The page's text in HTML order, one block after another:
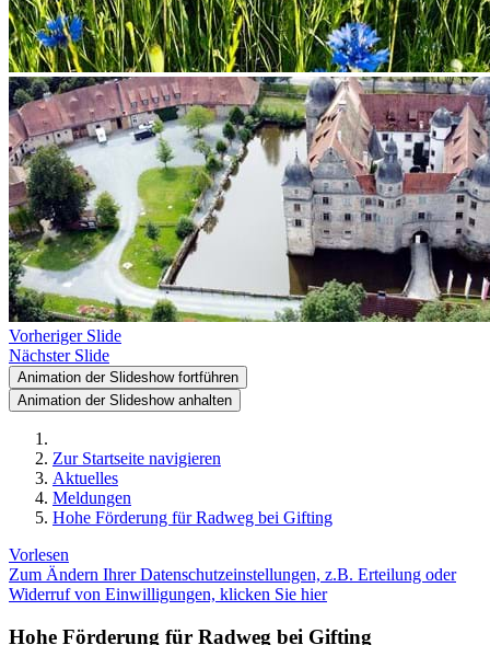
Vorheriger Slide
Nächster Slide
Animation der Slideshow fortführen
Animation der Slideshow anhalten
Zur Startseite navigieren
Aktuelles
Meldungen
Hohe Förderung für Radweg bei Gifting
Vorlesen
Zum Ändern Ihrer Datenschutzeinstellungen, z.B. Erteilung oder
Widerruf von Einwilligungen, klicken Sie hier
Hohe Förderung für Radweg bei Gifting